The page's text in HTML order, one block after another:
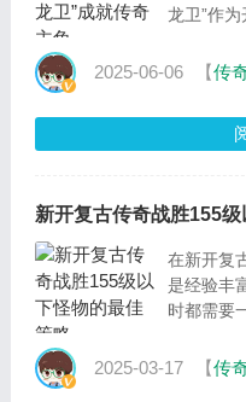
龙卫”作为
2025-06-06 【传
新开复古传奇战胜155
在新开复
是经验丰
时都需要
佳策略，
2025-03-17 【传